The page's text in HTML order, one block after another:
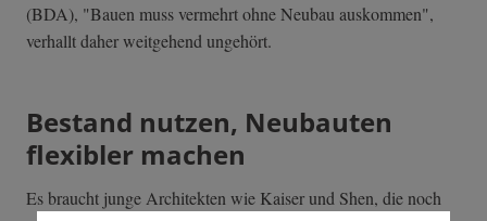
(BDA), "Bauen muss vermehrt ohne Neubau auskommen",
verhallt daher weitgehend ungehört.
Bestand nutzen, Neubauten
flexibler machen
Es braucht junge Architekten wie Kaiser und Shen, die noch